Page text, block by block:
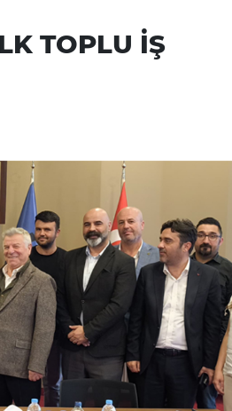
TOPLU İŞ